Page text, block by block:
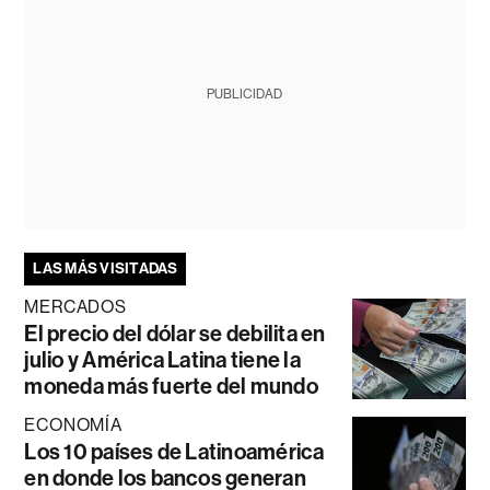
PUBLICIDAD
LAS MÁS VISITADAS
MERCADOS
El precio del dólar se debilita en
julio y América Latina tiene la
moneda más fuerte del mundo
ECONOMÍA
Los 10 países de Latinoamérica
en donde los bancos generan